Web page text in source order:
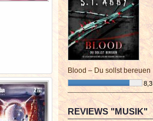
Blood – Du sollst bereuen
8,3
¯¯¯¯¯¯¯¯¯¯¯¯¯¯¯¯¯¯¯¯¯¯¯¯
REVIEWS "MUSIK"